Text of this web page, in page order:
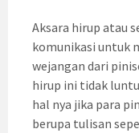
Aksara hirup atau
komunikasi untuk
wejangan dari
hirup ini tidak
hal nya jika para
berupa tulisan